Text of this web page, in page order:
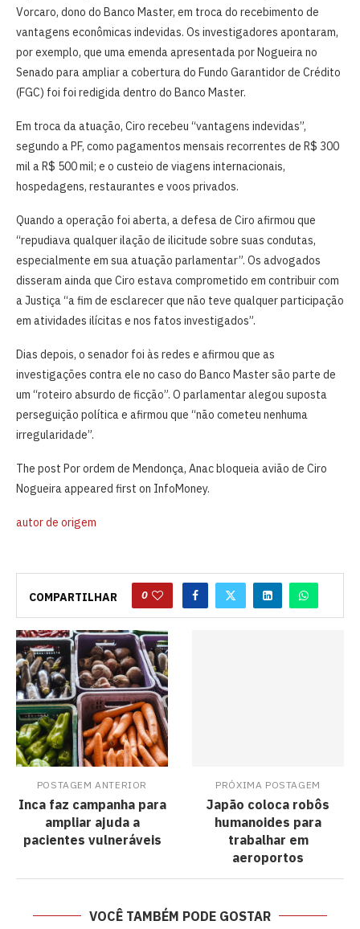
Vorcaro, dono do Banco Master, em troca do recebimento de
vantagens econômicas indevidas. Os investigadores apontaram,
por exemplo, que uma emenda apresentada por Nogueira no
Senado para ampliar a cobertura do Fundo Garantidor de Crédito
(FGC) foi foi redigida dentro do Banco Master.
Em troca da atuação, Ciro recebeu “vantagens indevidas”,
segundo a PF, como pagamentos mensais recorrentes de R$ 300
mil a R$ 500 mil; e o custeio de viagens internacionais,
hospedagens, restaurantes e voos privados.
Quando a operação foi aberta, a defesa de Ciro afirmou que
“repudiava qualquer ilação de ilicitude sobre suas condutas,
especialmente em sua atuação parlamentar”. Os advogados
disseram ainda que Ciro estava comprometido em contribuir com
a Justiça “a fim de esclarecer que não teve qualquer participação
em atividades ilícitas e nos fatos investigados”.
Dias depois, o senador foi às redes e afirmou que as
investigações contra ele no caso do Banco Master são parte de
um “roteiro absurdo de ficção”. O parlamentar alegou suposta
perseguição política e afirmou que “não cometeu nenhuma
irregularidade”.
The post Por ordem de Mendonça, Anac bloqueia avião de Ciro
Nogueira appeared first on InfoMoney.
autor de origem
COMPARTILHAR 0
POSTAGEM ANTERIOR
Inca faz campanha para
ampliar ajuda a
pacientes vulneráveis
PRÓXIMA POSTAGEM
Japão coloca robôs
humanoides para
trabalhar em
aeroportos
VOCÊ TAMBÉM PODE GOSTAR